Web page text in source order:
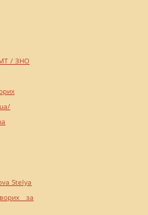
/ ЗНО
Stelya
за